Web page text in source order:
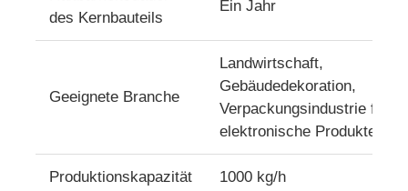
Rollenkalendermaschine
des Kernbauteils
Ein Jahr
Geeignete Branche
Landwirtschaft,
Gebäudedekoration,
Verpackungsindustrie für
elektronische Produkte
Produktionskapazität 1000 kg/h